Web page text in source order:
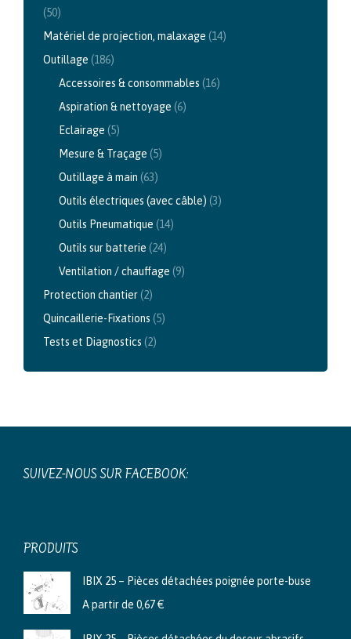
(50)
Matériel de projection, malaxage (14)
Outillage (186)
Accessoires & consommables (16)
Aspiration & nettoyage (6)
Eclairage (5)
Mesure & Traçage (5)
Outillage à main (63)
Outils électriques (avec câble) (3)
Outils Pneumatique (14)
Outils sur batterie (24)
Ventilation / chauffage (9)
Protection chantier(2)
Quincaillerie-Fixations (5)
Tests et Diagnostics (2)
SUIVEZ-NOUS SUR FACEBOOK:
PRODUITS
IBIX 25 – Pièces détachées poignée porte-buse
A partir de 0,67€